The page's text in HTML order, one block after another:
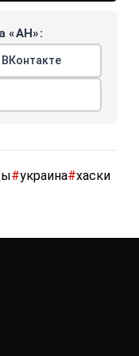
«АН»:
ВКонтакте
#украина#хаски